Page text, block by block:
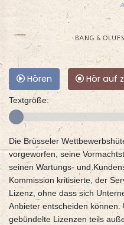
Hören Hör auf
Textgröße:
Die Brüsseler
vorgeworfen, seine
seinen Wartungs- und
Kommission kritisierte, der
Lizenz, ohne dass sich
Anbieter entscheiden
gebündelte Lizenzen teils